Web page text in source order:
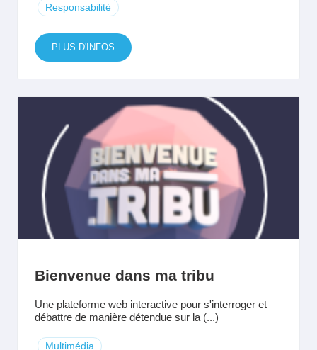
Responsabilité
PLUS D'INFOS
Bienvenue dans ma tribu
Une plateforme web interactive pour s'interroger et
débattre de manière détendue sur la (...)
Multimédia